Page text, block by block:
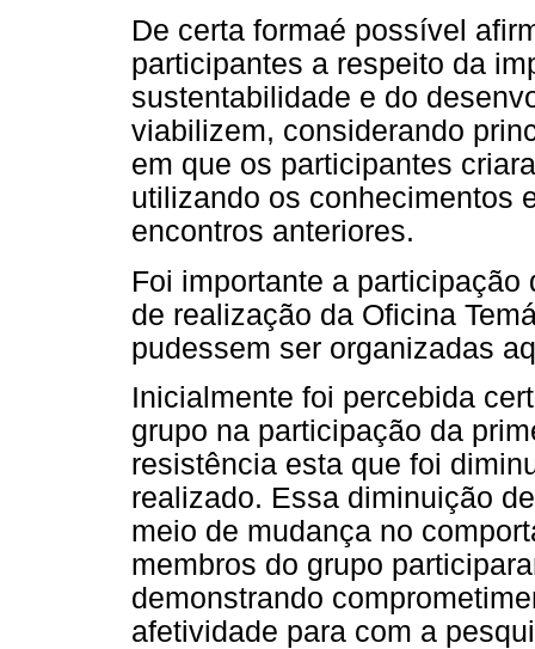
De certa formaé possível
participantes a respeito da
sustentabilidade e do
viabilizem, considerando
em que os participantes
utilizando os conhecimentos
encontros anteriores.
Foi importante a
de realização da Oficina
pudessem ser organizadas
Inicialmente foi percebida
grupo na participação da
resistência esta que foi
realizado. Essa diminuição
meio de mudança no
membros do grupo
demonstrando
afetividade para com a